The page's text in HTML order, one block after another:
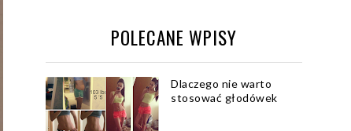
POLECANE WPISY
Dlaczego nie warto
stosować głodówek